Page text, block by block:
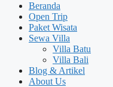
Beranda
Open Trip
Paket Wisata
Sewa Villa
Villa Batu
Villa Bali
Blog & Artikel
About Us